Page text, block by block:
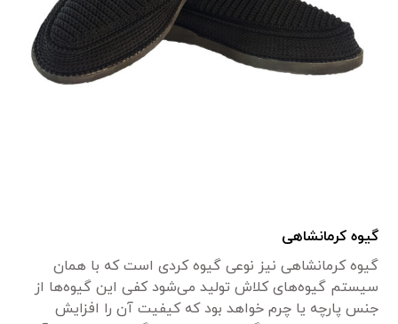
گیوه کرمانشاهی
گیوه کرمانشاهی نیز نوعی گیوه کردی است که با همان
سیستم گیوه‌های کلاش تولید می‌شود کفی این گیوه‌ها از
جنس پارچه یا چرم خواهد بود که کیفیت آن را افزایش